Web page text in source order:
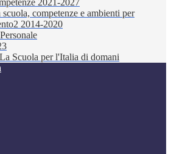
competenze e ambienti per
2014-2020
Scuola per l'Italia di domani